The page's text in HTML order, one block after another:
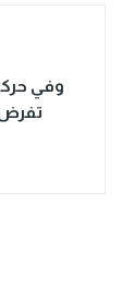
وفي
تفرض